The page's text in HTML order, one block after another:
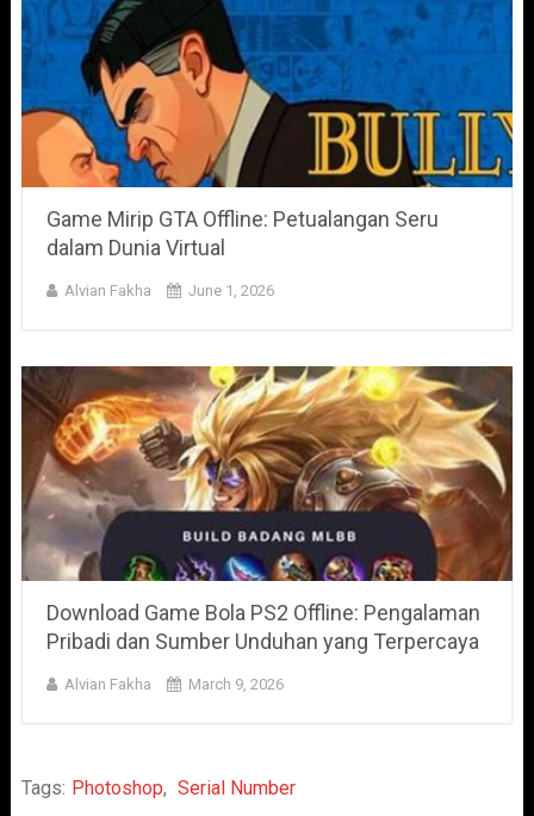
Game Mirip GTA Offline: Petualangan Seru
dalam Dunia Virtual
Alvian Fakha June 1, 2026
Download Game Bola PS2 Offline: Pengalaman
Pribadi dan Sumber Unduhan yang Terpercaya
Alvian Fakha March 9, 2026
Tags: Photoshop, Serial Number